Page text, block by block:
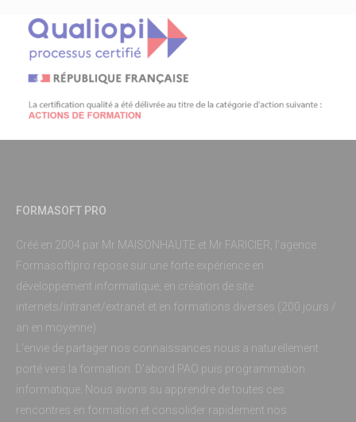
FORMASOFT PRO
Créé en 2004 par Mr MAISONHAUTE et Mr FARICIER, l'agence
Formasoft|pro repose sur une forte expérience en
développement informatique, en création de site
internets/intranet/extranet et en formations diverses (200 jours /
an en moyenne)
L'envie de partager nos connaissances nous a naturellement
porté vers la formation. D'abord PAO puis programmation
informatique. Nous avons su apprendre de toutes ces
rencontres en formation et consolider rapidement nos